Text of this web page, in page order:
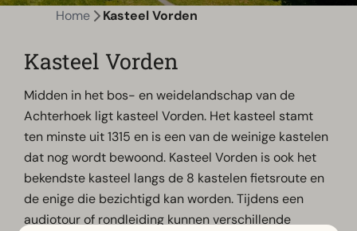
Home Kasteel Vorden
Kasteel Vorden
Midden in het bos- en weidelandschap van de
Achterhoek ligt kasteel Vorden. Het kasteel stamt
ten minste uit 1315 en is een van de weinige kastelen
dat nog wordt bewoond. Kasteel Vorden is ook het
bekendste kasteel langs de 8 kastelen fietsroute en
de enige die bezichtigd kan worden. Tijdens een
audiotour of rondleiding kunnen verschillende